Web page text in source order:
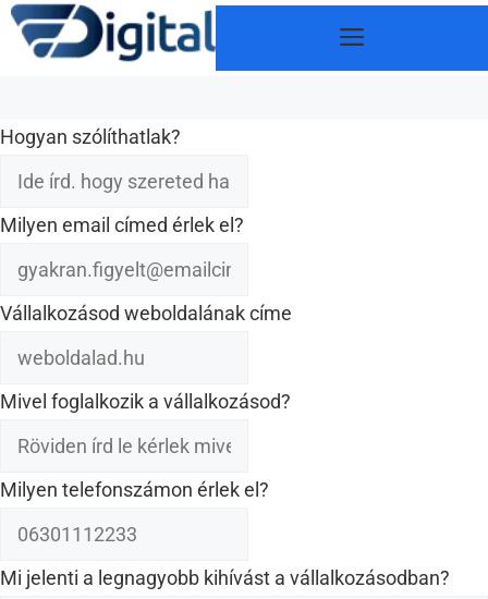
Kilépés
Menü
Hogyan szólíthatlak?
Milyen email címed érlek el?
Vállalkozásod weboldalának címe
Mivel foglalkozik a vállalkozásod?
Milyen telefonszámon érlek el?
Mi jelenti a legnagyobb kihívást a vállalkozásodban?